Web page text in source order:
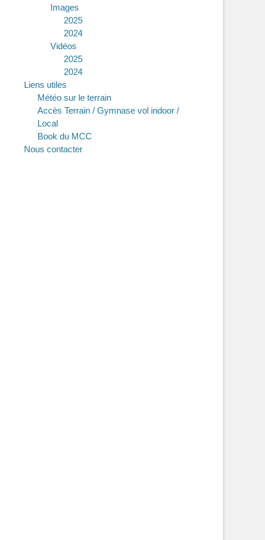
Images
2025
2024
Vidéos
2025
2024
Liens utiles
Météo sur le terrain
Accès Terrain / Gymnase vol indoor /
Local
Book du MCC
Nous contacter